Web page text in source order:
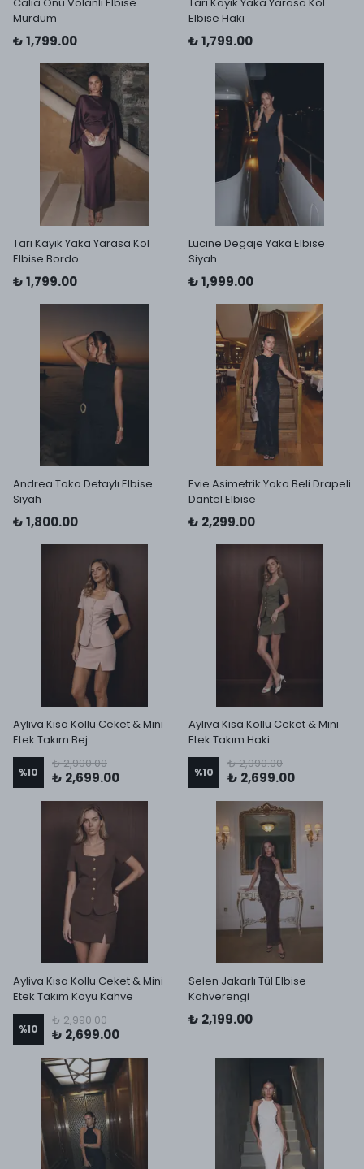
Mürdüm
₺ 1,799.00
Elbise Haki
₺ 1,799.00
Tari Kayık Yaka Yarasa Kol
Elbise Bordo
₺ 1,799.00
Lucine Degaje Yaka Elbise
Siyah
₺ 1,999.00
Andrea Toka Detaylı Elbise
Siyah
₺ 1,800.00
Evie Asimetrik Yaka Beli Drapeli
Dantel Elbise
₺ 2,299.00
Ayliva Kısa Kollu Ceket & Mini
Etek Takım Bej
%10
₺ 2,990.00
₺ 2,699.00
Ayliva Kısa Kollu Ceket & Mini
Etek Takım Haki
%10
₺ 2,990.00
₺ 2,699.00
Ayliva Kısa Kollu Ceket & Mini
Etek Takım Koyu Kahve
%10
₺ 2,990.00
₺ 2,699.00
Selen Jakarlı Tül Elbise
Kahverengi
₺ 2,199.00